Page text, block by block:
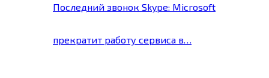
Последний звонок Skype: Microsoft
прекратит работу сервиса в…